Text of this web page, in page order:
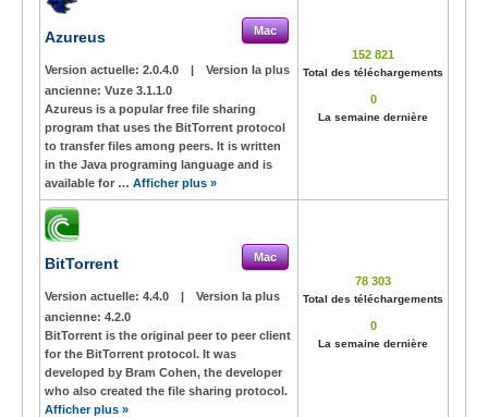
Azureus Mac
Version actuelle: 2.0.4.0 |
Version la plus
ancienne: Vuze 3.1.1.0
Azureus is a popular free file sharing
program that uses the BitTorrent protocol
to transfer files among peers. It is written
in the Java programing language and is
available for … Afficher plus »
152 821
Total des téléchargements
0
La semaine dernière
BitTorrent Mac
Version actuelle: 4.4.0 |
Version la plus
ancienne: 4.2.0
BitTorrent is the original peer to peer client
for the BitTorrent protocol. It was
developed by Bram Cohen, the developer
who also created the file sharing protocol.
Afficher plus »
78 303
Total des téléchargements
0
La semaine dernière